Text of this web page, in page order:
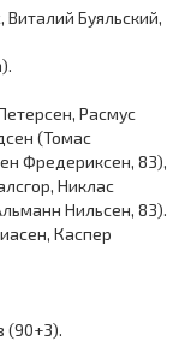
Буяльский,
Расмус
(Томас
Фредериксен, 83),
Никлас
Нильсен, 83).
Каспер
(90+3).